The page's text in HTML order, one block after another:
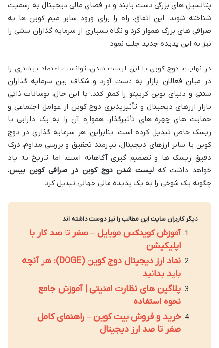
پتانسیل های بزرگی دست یابند و در فضای مالی دیجیتال به رسمیت
شناخته شوند. این اتفاق، راه را برای ورود سایر میم کوین ها به
صرافی های بزرگ هموار کرد و نگاه بسیاری از سرمایه گذاران سنتی را
نیز به این پدیده جدید جلب نمود.
در نهایت، دوج کوین با این لیست شدن، توانست اعتماد بیشتری را
در میان فعالان بازار به دست آورد و شکاف بین سرمایه گذاران
سنتی و دنیای نوین کریپتو را کمتر کند. با این حال، نوسانات ذاتی
بازار ارزهای دیجیتال و تأثیرپذیری دوج کوین از عوامل اجتماعی و
حمایت های چهره های تأثیرگذار، همواره آن را به یک دارایی با
ریسک خاص تبدیل کرده است. بنابراین، هر سرمایه گذاری در دوج
کوین یا سایر ارزهای دیجیتال، نیازمند تحقیق و بررسی مداوم، درک
دقیق ریسک ها و تصمیم گیری آگاهانه است. اما تاریخ به یاد
خواهد داشت که لیست شدن دوج کوین در صرافی کوین بیس،
چگونه یک شوخی را به یک پدیده مالی جهانی تبدیل کرد.
دیگر کاربران سایت این مطالب را نیز دوست داشته اند
آموزش کوینکس موبایل – صفر تا صد کار با
اپلیکیشن
نماد ارز دیجیتال دوج کوین (DOGE): هر آنچه
باید بدانید
پلاگین های نظارت امنیتی | آموزش جامع
نحوه استفاده
خرید و فروش بیت کوین – راهنمای کامل
صفر تا صد ارز دیجیتال